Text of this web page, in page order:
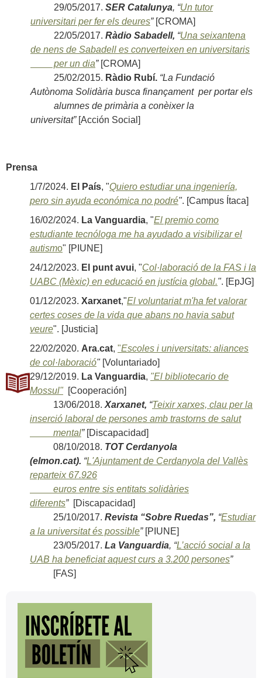
29/05/2017. SER Catalunya, “Un tutor
universitari per fer els deures” [CROMA]
22/05/2017. Ràdio Sabadell, “Una seixantena
de nens de Sabadell es converteixen en universitaris
per un dia”[CROMA]
25/02/2015. Ràdio Rubí. “La Fundació
Autònoma Solidària busca finançament per portar els
alumnes de primària a conèixer la
universitat” [Acción Social]
Prensa
1/7/2024. El País, "Quiero estudiar una ingeniería,
pero sin ayuda económica no podré". [Campus Ítaca]
16/02/2024. La Vanguardia, "El premio como
estudiante tecnóloga me ha ayudado a visibilizar el
autismo" [PIUNE]
24/12/2023. El punt avui, "Col·laboració de la FAS i la
UABC (Mèxic) en educació en justícia global.". [EpJG]
01/12/2023. Xarxanet,"El voluntariat m'ha fet valorar
certes coses de la vida que abans no havia sabut
veure". [Justicia]
22/02/2020. Ara.cat, "Escoles i universitats: aliances
de col·laboració"[Voluntariado]
29/12/2019. La Vanguardia, "El bibliotecario de
Mossul" [Cooperación]
13/06/2018. Xarxanet, “Teixir xarxes, clau per la
inserció laboral de persones amb trastorns de salut
mental”[Discapacidad]
08/10/2018. TOT Cerdanyola
(elmon.cat). “L'Ajuntament de Cerdanyola del Vallès
reparteix 67.926
euros entre sis entitats solidàries
diferents” [Discapacidad]
25/10/2017. Revista “Sobre Ruedas”, “Estudiar
a la universitat és possible” [PIUNE]
23/05/2017. La Vanguardia, “L’acció social a la
UAB ha beneficiat aquest curs a 3.200 persones”
[FAS]
Información
complementaria